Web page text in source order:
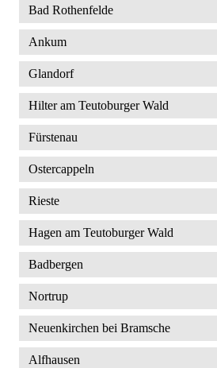
Bad Rothenfelde
Ankum
Glandorf
Hilter am Teutoburger Wald
Fürstenau
Ostercappeln
Rieste
Hagen am Teutoburger Wald
Badbergen
Nortrup
Neuenkirchen bei Bramsche
Alfhausen